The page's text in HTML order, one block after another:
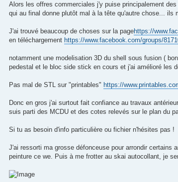
Alors les offres commerciales j'y puise principalement
qui au final donne plutôt mal à la tête qu'autre chose... ils
J'ai trouvé beaucoup de choses sur la pagehttps://
en téléchargement https://www.facebook.com/groups/
notamment une modelisation 3D du shell sous fusion (
pedestal et le bloc side stick en cours et j'ai amélioré les
Pas mal de STL sur "printables" https://
Donc en gros j'ai surtout fait confiance au travaux
suis parti des MCDU et des cotes relevés sur le plan du
Si tu as besoin d'info particulière ou fichier n'hésites pas !
J'ai ressorti ma grosse défonceuse pour arrondir certains
peinture ce we. Puis à me frotter au skai autocollant, je